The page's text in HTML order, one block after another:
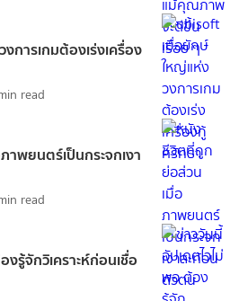
การเกมต้องเร่งเครื่อง
read
พยนตร์เป็นกระจกเงา
read
รู้จักวิเคราะห์ก่อนเชื่อ